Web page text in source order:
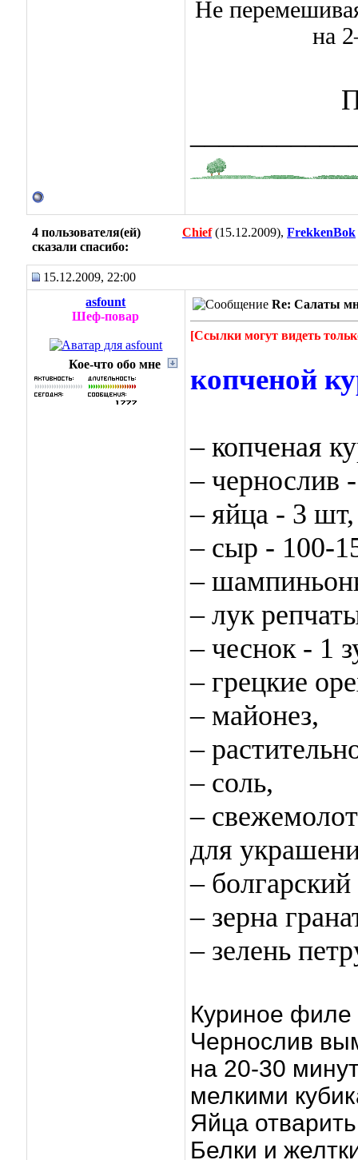
Не
на
4 пользователя(ей)
сказали cпасибо:
Chief(15.12.2009), FrekkenBok
15.12.2009, 22:00
asfount
Шеф-повар
Кое-что обо мне
Re: Салаты
[Ссылки могут видеть
копченой
– копченая
– чернослив
– яйца - 3 шт,
– сыр - 100-
–
– лук
– чеснок - 1
– грецкие
– майонез,
–
– соль,
–
для
–
– зерна
– зелень
Куриное филе
Чернослив
на 20-30
мелкими
Яйца
Белки и